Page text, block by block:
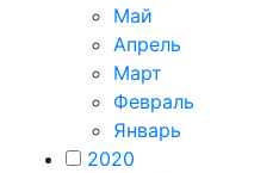
Май
Апрель
Март
Февраль
Январь
2020